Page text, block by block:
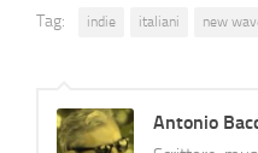
Tag: indie italiani new
Antonio